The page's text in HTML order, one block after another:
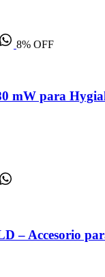
8% OFF
mW para
– Accesorio